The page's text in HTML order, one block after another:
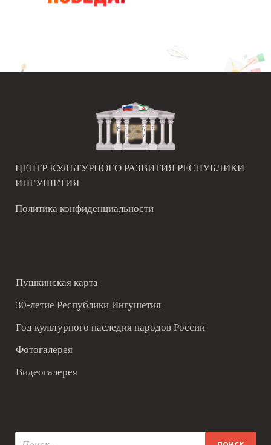
ЦЕНТР КУЛЬТУРНОГО РАЗВИТИЯ РЕСПУБЛИКИ
ИНГУШЕТИЯ
Политика конфиденциальности
Пушкинская карта
30-летие Республики Ингушетия
Год культурного наследия народов России
Фотогалерея
Видеогалерея